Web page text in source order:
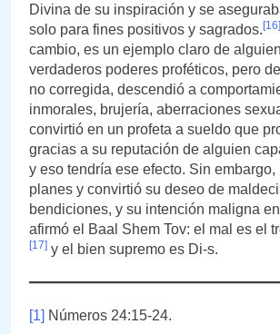
Divina de su inspiración y se
solo para fines positivos y sagrados.[16]
cambio, es un ejemplo claro de
verdaderos poderes proféticos, pero
no corregida, descendió a
inmorales, brujería, aberraciones
convirtió en un profeta a sueldo que
gracias a su reputación de alguien
y eso tendría ese efecto. Sin
planes y convirtió su deseo de
bendiciones, y su intención maligna
afirmó el Baal Shem Tov: el mal es el
[17] y el bien supremo es Di-s.
[1] Números 24:15-24.